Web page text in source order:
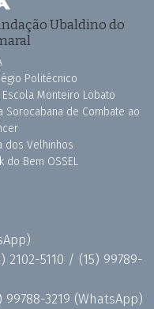
Ubaldino do
Politécnico
Escola Monteiro Lobato
Sorocabana de Combate ao
dos Velhinhos
do Bem OSSEL
2102-5110 / (15) 99789-
99788-3219 (WhatsApp)